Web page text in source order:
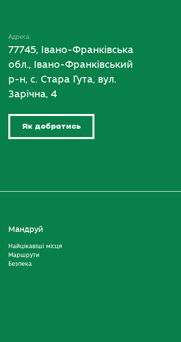
Адреса:
77745, Івано-Франківська
обл., Івано-Франківський
р-н, с. Стара Гута, вул.
Зарічна, 4
Як добратись
Мандруй
Найцікавіші місця
Маршрути
Безпека